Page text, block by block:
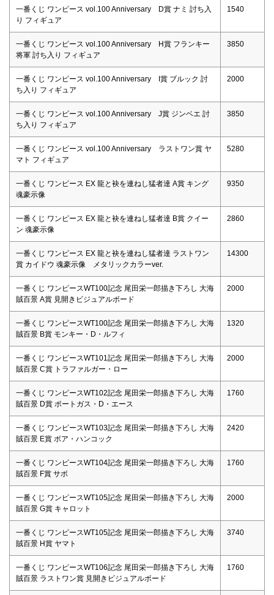
一番くじ ワンピース vol.100 Anniversary D賞 ナミ 討ち入
り フィギュア
1540
一番くじ ワンピース vol.100 Anniversary H賞 フランキー
将軍 討ち入り フィギュア
3850
一番くじ ワンピース vol.100 Anniversary I賞 ブルック 討
ち入り フィギュア
2000
一番くじ ワンピース vol.100 Anniversary J賞 ジンベエ 討
ち入り フィギュア
3850
一番くじ ワンピース vol.100 Anniversary ラストワン賞 ヤ
マト フィギュア
5280
一番くじ ワンピース EX 龍と袂を連ねし猛者達 A賞 キング
魂豪示像
9350
一番くじ ワンピース EX 龍と袂を連ねし猛者達 B賞 クイー
ン 魂豪示像
2860
一番くじ ワンピース EX 龍と袂を連ねし猛者達 ラストワン
賞 カイドウ 魂豪示像 メタリックカラーver.
14300
一番くじ ワンピースWT100記念 尾田栄一郎描き下ろし 大海
賊百景 A賞 見開きビジュアルボード
2000
一番くじ ワンピースWT100記念 尾田栄一郎描き下ろし 大海
賊百景 B賞 モンキー・D・ルフィ
1320
一番くじ ワンピースWT101記念 尾田栄一郎描き下ろし 大海
賊百景 C賞 トラファルガー・ロー
2000
一番くじ ワンピースWT102記念 尾田栄一郎描き下ろし 大海
賊百景 D賞 ポートガス・D・エース
1760
一番くじ ワンピースWT103記念 尾田栄一郎描き下ろし 大海
賊百景 E賞 ボア・ハンコック
2420
一番くじ ワンピースWT104記念 尾田栄一郎描き下ろし 大海
賊百景 F賞 サボ
1760
一番くじ ワンピースWT105記念 尾田栄一郎描き下ろし 大海
賊百景 G賞 キャロット
2000
一番くじ ワンピースWT105記念 尾田栄一郎描き下ろし 大海
賊百景 H賞 ヤマト
3740
一番くじ ワンピースWT106記念 尾田栄一郎描き下ろし 大海
賊百景 ラストワン賞 見開きビジュアルボード
1760